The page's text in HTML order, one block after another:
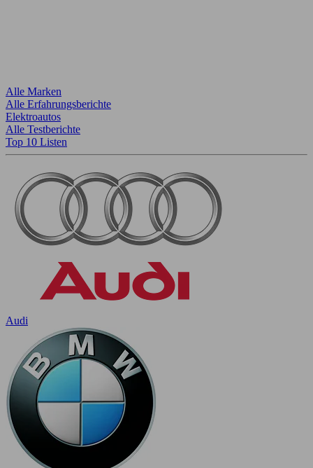
Alle Marken
Alle Erfahrungsberichte
Elektroautos
Alle Testberichte
Top 10 Listen
Audi